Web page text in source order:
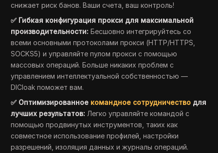
снижает риск банов. Ваши счета, ваш контроль!
✅ Гибкая конфигурация прокси для максимальной
производительности: Бесшовно интегрируйтесь со
всеми основными протоколами прокси (HTTP/HTTPS,
SOCKS5) и управляйте пулом прокси с помощью
массовых операций. Больше никаких проблем с
управлением интеллектуальной собственностью —
DICloak поможет вам.
✅ Оптимизированное командное сотрудничество для
лучших результатов: Легко управляйте командой с
помощью продвинутых инструментов, таких как
совместное использование профилей, настройки
разрешений, изоляция данных и журналы операций.